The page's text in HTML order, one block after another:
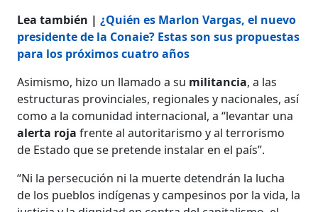
Lea también |¿Quién es Marlon Vargas, el nuevo
presidente de la Conaie? Estas son sus propuestas
para los próximos cuatro años
Asimismo, hizo un llamado a su militancia, a las
estructuras provinciales, regionales y nacionales, así
como a la comunidad internacional, a “levantar una
alerta roja frente al autoritarismo y al terrorismo
de Estado que se pretende instalar en el país”.
“Ni la persecución ni la muerte detendrán la lucha
de los pueblos indígenas y campesinos por la vida, la